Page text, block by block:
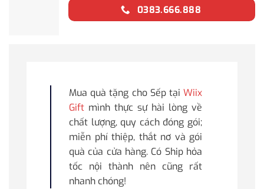
0383.666.888
Mua quà tặng cho Sếp tại Wiix
Gift mình thực sự hài lòng về
chất lượng, quy cách đóng gói;
miễn phí thiệp, thắt nơ và gói
quà của cửa hàng. Có Ship hỏa
tốc nội thành nên cũng rất
nhanh chóng!